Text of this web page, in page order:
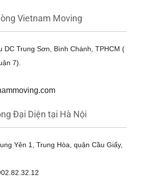
Vietnam Moving
DC Trung Sơn, Bình Chánh, TPHCM (
7).
Đại Diện tại Hà Nội
Yên 1, Trung Hòa, quận Cầu Giấy,